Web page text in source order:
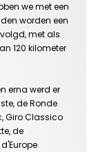
we met een
worden een
met als
120 kilometer
erna werd er
de Ronde
Giro Classico
de